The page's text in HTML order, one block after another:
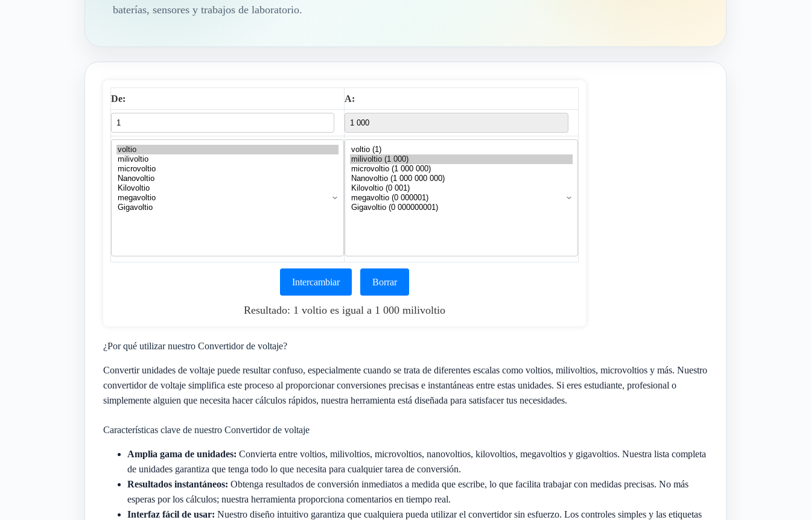
baterías, sensores y trabajos de laboratorio.
De: A:
Intercambiar Borrar
Resultado: 1 voltio es igual a 1 000 milivoltio
¿Por qué utilizar nuestro Convertidor de voltaje?
Convertir unidades de voltaje puede resultar confuso, especialmente cuando se trata de diferentes escalas como voltios, milivoltios, microvoltios y más. Nuestro
convertidor de voltaje simplifica este proceso al proporcionar conversiones precisas e instantáneas entre estas unidades. Si eres estudiante, profesional o
simplemente alguien que necesita hacer cálculos rápidos, nuestra herramienta está diseñada para satisfacer tus necesidades.
Características clave de nuestro Convertidor de voltaje
Amplia gama de unidades: Convierta entre voltios, milivoltios, microvoltios, nanovoltios, kilovoltios, megavoltios y gigavoltios. Nuestra lista completa
de unidades garantiza que tenga todo lo que necesita para cualquier tarea de conversión.
Resultados instantáneos: Obtenga resultados de conversión inmediatos a medida que escribe, lo que facilita trabajar con medidas precisas. No más
esperas por los cálculos; nuestra herramienta proporciona comentarios en tiempo real.
Interfaz fácil de usar: Nuestro diseño intuitivo garantiza que cualquiera pueda utilizar el convertidor sin esfuerzo. Los controles simples y las etiquetas